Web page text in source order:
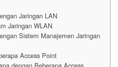
Jaringan LAN
Jaringan WLAN
Sistem Manajemen Jaringan
Access Point